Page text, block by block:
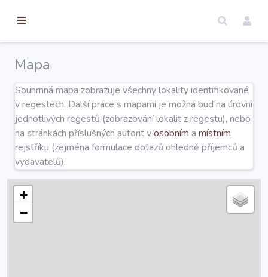
Úvod
Edice
Regesty
Hledat
Mapa
Souhrnná mapa zobrazuje všechny lokality identifikované
v regestech. Další práce s mapami je možná buď na úrovni
jednotlivých regestů (zobrazování lokalit z regestu), nebo
na stránkách příslušných autorit vosobním a místním
rejstříku (zejména formulace dotazů ohledně příjemců a
vydavatelů).
+
−